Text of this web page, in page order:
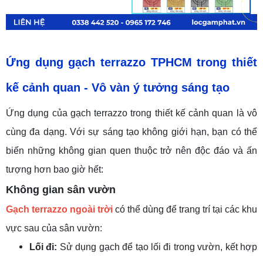
Ứng dụng gạch terrazzo TPHCM trong thiết
kế cảnh quan - Vô vàn ý tưởng sáng tạo
Ứng dụng của gạch terrazzo trong thiết kế cảnh quan là vô
cùng đa dạng. Với sự sáng tạo không giới hạn, bạn có thể
biến những không gian quen thuộc trở nên độc đáo và ấn
tượng hơn bao giờ hết:
Không gian sân vườn
Gạch terrazzo ngoài trời có thể dùng để trang trí tại các khu
vực sau của sân vườn:
Lối đi: Sử dụng gạch để tạo lối đi trong vườn, kết hợp